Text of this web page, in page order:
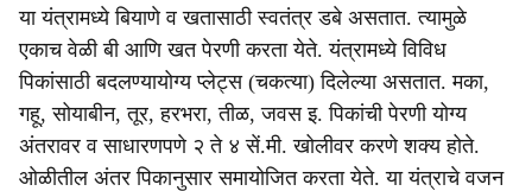
या यंत्रामध्ये बियाणे व खतासाठी स्वतंत्र डबे असतात. त्यामुळे
एकाच वेळी बी आणि खत पेरणी करता येते. यंत्रामध्ये विविध
पिकांसाठी बदलण्यायोग्य प्लेट्स (चकत्या) दिलेल्या असतात. मका,
गहू, सोयाबीन, तूर, हरभरा, तीळ, जवस इ. पिकांची पेरणी योग्य
अंतरावर व साधारणपणे २ ते ४ सें.मी. खोलीवर करणे शक्य होते.
ओळीतील अंतर पिकानुसार समायोजित करता येते. या यंत्राचे वजन